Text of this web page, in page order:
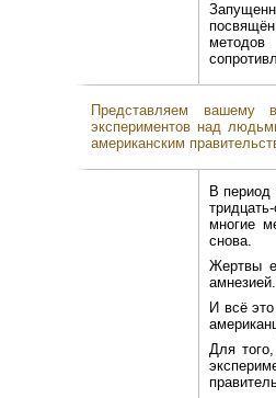
Представляем вашему
экспериментов над
американским
В период
многие
снова.
Жертвы
амнезией.
И всё
Для